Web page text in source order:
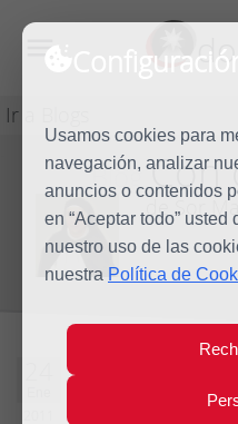
Usamos cookies para
navegación, analizar
anuncios o contenidos
en “Aceptar todo”
nuestro uso de las
nuestra Política de
Ir a Blogs
BlogCon
de Sor
Un día